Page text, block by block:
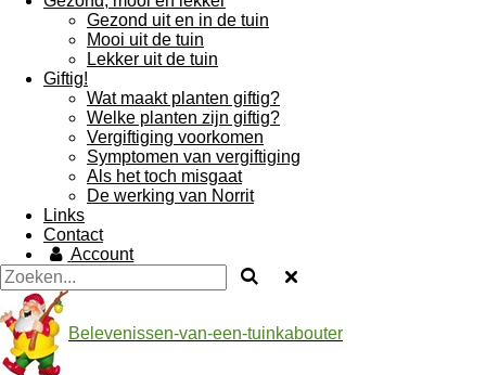
Gezond uit en in de tuin
Mooi uit de tuin
Lekker uit de tuin
Giftig!
Wat maakt planten giftig?
Welke planten zijn giftig?
Vergiftiging voorkomen
Symptomen van vergiftiging
Als het toch misgaat
De werking van Norrit
Links
Contact
Account
Belevenissen-van-een-tuinkabouter